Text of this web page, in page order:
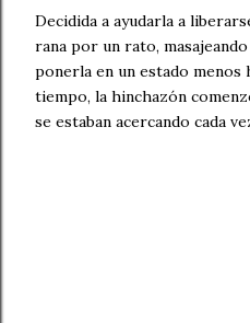
Decidida a ayudarla a
rana por un rato,
ponerla en un estado menos
tiempo, la hinchazón
se estaban acercando cada